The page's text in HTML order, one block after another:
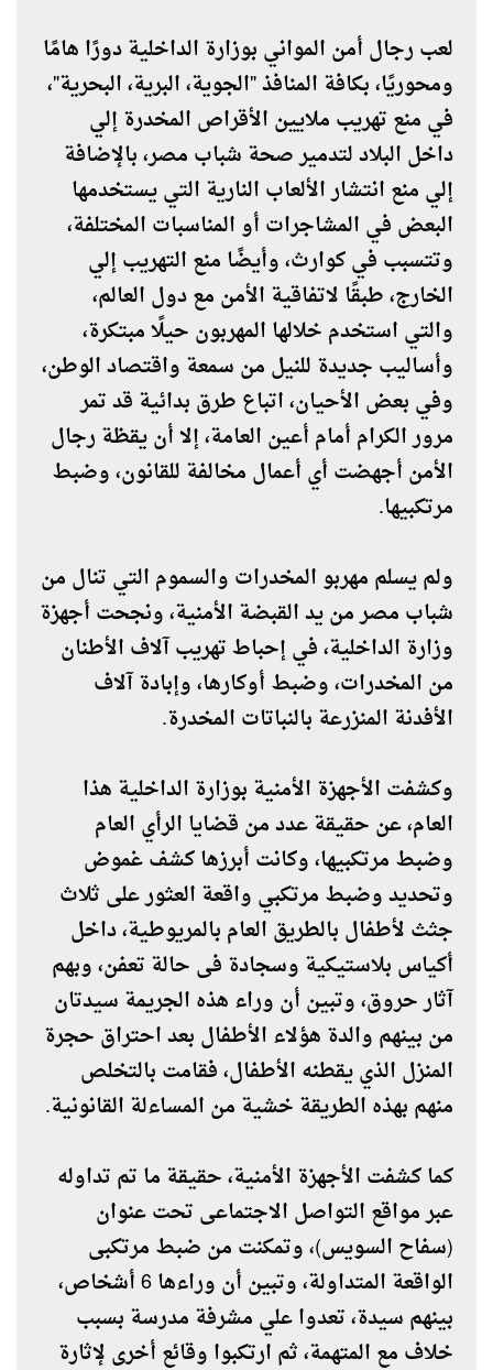
لعب رجال أمن المواني بوزارة الداخلية دورًا هامًا
ومحوريًا، بكافة المنافذ "الجوية، البرية، البحرية"،
في منع تهريب ملايين الأقراص المخدرة إلي
داخل البلاد لتدمير صحة شباب مصر، بالإضافة
إلي منع انتشار الألعاب النارية التي يستخدمها
البعض في المشاجرات أو المناسبات المختلفة،
وتتسبب في كوارث، وأيضًا منع التهريب إلي
الخارج، طبقًا لاتفاقية الأمن مع دول العالم،
والتي استخدم خلالها المهربون حيلًا مبتكرة،
وأساليب جديدة للنيل من سمعة واقتصاد الوطن،
وفي بعض الأحيان، اتباع طرق بدائية قد تمر
مرور الكرام أمام أعين العامة، إلا أن يقظة رجال
الأمن أجهضت أي أعمال مخالفة للقانون، وضبط
مرتكبيها.
ولم يسلم مهربو المخدرات والسموم التي تنال من
شباب مصر من يد القبضة الأمنية، ونجحت أجهزة
وزارة الداخلية، في إحباط تهريب آلاف الأطنان
من المخدرات، وضبط أوكارها، وإبادة آلاف
الأفدنة المنزرعة بالنباتات المخدرة.
وكشفت الأجهزة الأمنية بوزارة الداخلية هذا
العام، عن حقيقة عدد من قضايا الرأي العام
وضبط مرتكبيها، وكانت أبرزها كشف غموض
وتحديد وضبط مرتكبي واقعة العثور على ثلاث
جثث لأطفال بالطريق العام بالمريوطية، داخل
أكياس بلاستيكية وسجادة فى حالة تعفن، وبهم
آثار حروق، وتبين أن وراء هذه الجريمة سيدتان
من بينهم والدة هؤلاء الأطفال بعد احتراق حجرة
المنزل الذي يقطنه الأطفال، فقامت بالتخلص
منهم بهذه الطريقة خشية من المساءلة القانونية.
كما كشفت الأجهزة الأمنية، حقيقة ما تم تداوله
عبر مواقع التواصل الاجتماعى تحت عنوان
(سفاح السويس)، وتمكنت من ضبط مرتكبى
الواقعة المتداولة، وتبين أن وراءها 6 أشخاص،
بينهم سيدة، تعدوا علي مشرفة مدرسة بسبب
خلاف مع المتهمة، ثم ارتكبوا وقائع أخرى لإثارة